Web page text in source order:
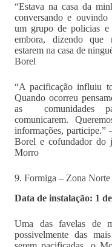
“Estava na casa da
conversando e ouvindo
um grupo de policias
embora, dizendo que
estarem na casa de
Borel
“A pacificação influiu
Quando ocorreu
as comunidades
comunicarem.
informações,
Borel e cofundador do
Morro
9. Formiga – Zona Norte
Data de instalação: 1
Uma das favelas de
possivelmente das